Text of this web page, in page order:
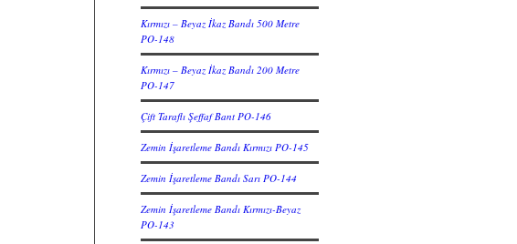
Kırmızı – Beyaz İkaz Bandı 500 Metre
PO-148
Kırmızı – Beyaz İkaz Bandı 200 Metre
PO-147
Çift Taraflı Şeffaf Bant PO-146
Zemin İşaretleme Bandı Kırmızı PO-145
Zemin İşaretleme Bandı Sarı PO-144
Zemin İşaretleme Bandı Kırmızı-Beyaz
PO-143